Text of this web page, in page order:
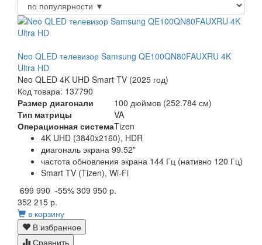
Neo QLED телевизор Samsung QE100QN80FAUXRU 4K
Ultra HD
Neo QLED 4K UHD Smart TV (2025 год)
Код товара: 137790
Размер диагонали
100 дюймов (252.784 см)
Тип матрицы
VA
Операционная системаTizen
4K UHD (3840x2160), HDR
диагональ экрана 99.52"
частота обновления экрана 144 Гц (нативно 120 Гц)
Smart TV (Tizen), Wi-Fi
699 990 -55% 309 950 р.
352 215 р.
в корзину
В избранное
Сравнить